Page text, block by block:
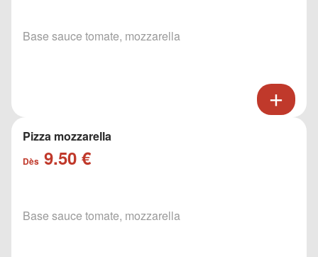
Base sauce tomate, mozzarella
Pizza mozzarella
Dès 9.50 €
Base sauce tomate, mozzarella